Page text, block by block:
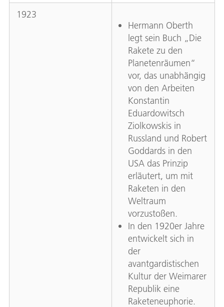
1923
Hermann Oberth
legt sein Buch „Die
Rakete zu den
Planetenräumen“
vor, das unabhängig
von den Arbeiten
Konstantin
Eduardowitsch
Ziolkowskis in
Russland und Robert
Goddards in den
USA das Prinzip
erläutert, um mit
Raketen in den
Weltraum
vorzustoßen.
In den 1920er Jahre
entwickelt sich in
der
avantgardistischen
Kultur der Weimarer
Republik eine
Raketeneuphorie.